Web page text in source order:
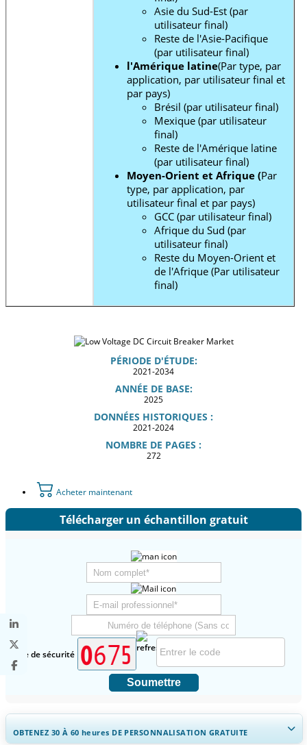
Asie du Sud-Est (par
utilisateur final)
Reste de l'Asie-Pacifique
(par utilisateur final)
l'Amérique latine(Par type, par
application, par utilisateur final et
par pays)
Brésil (par utilisateur final)
Mexique (par utilisateur
final)
Reste de l'Amérique latine
(par utilisateur final)
Moyen-Orient et Afrique (Par
type, par application, par
utilisateur final et par pays)
GCC (par utilisateur final)
Afrique du Sud (par
utilisateur final)
Reste du Moyen-Orient et
de l'Afrique (Par utilisateur
final)
PÉRIODE D'ÉTUDE:
2021-2034
ANNÉE DE BASE:
2025
DONNÉES HISTORIQUES :
2021-2024
NOMBRE DE PAGES :
272
Acheter maintenant
Télécharger un échantillon gratuit
Code de sécurité
Soumettre
OBTENEZ 30 À 60heures DE PERSONNALISATION GRATUITE